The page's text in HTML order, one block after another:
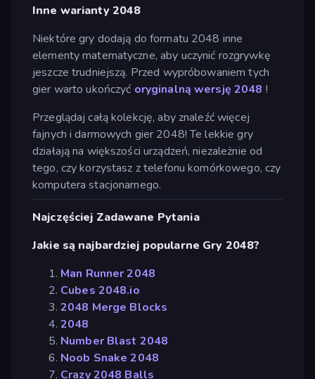
Inne warianty 2048
Niektóre gry dodają do formatu 2048 inne
elementy matematyczne, aby uczynić rozgrywkę
jeszcze trudniejszą. Przed wypróbowaniem tych
gier warto ukończyć oryginalną wersję 2048 !
Przeglądaj całą kolekcję, aby znaleźć więcej
fajnych i darmowych gier 2048! Te lekkie gry
działają na większości urządzeń, niezależnie od
tego, czy korzystasz z telefonu komórkowego, czy
komputera stacjonarnego.
Najczęściej Zadawane Pytania
Jakie są najbardziej popularne Gry 2048?
Man Runner 2048
Cubes 2048.io
2048 Merge Blocks
2048
Number Blast 2048
Noob Snake 2048
Crazy 2048 Balls